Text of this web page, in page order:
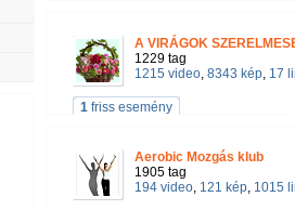
A VIRÁGOK
1229 tag
1215 video, 8343 kép, 17
1 friss esemény
Aerobic Mozgás klub
1905 tag
194 video, 121 kép, 1015